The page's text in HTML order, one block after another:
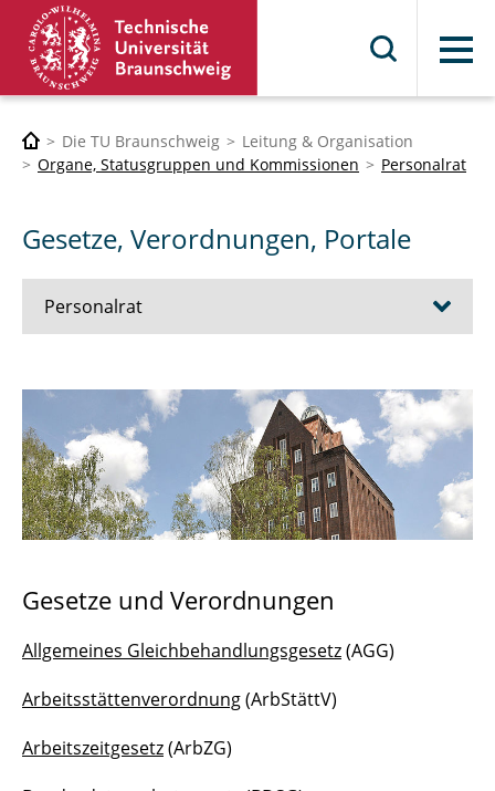
Menü
Die TU Braunschweig
Leitung & Organisation
Organe, Statusgruppen und Kommissionen
Personalrat
Gesetze, Verordnungen, Portale
Personalrat
Mitglieder
Jugend- und Auszubildendenvertretung (JAV)
Hauptpersonalrat
Gesetze und Verordnungen
Allgemeines Gleichbehandlungsgesetz(AGG)
Arbeitsstättenverordnung(ArbStättV)
Arbeitszeitgesetz(ArbZG)